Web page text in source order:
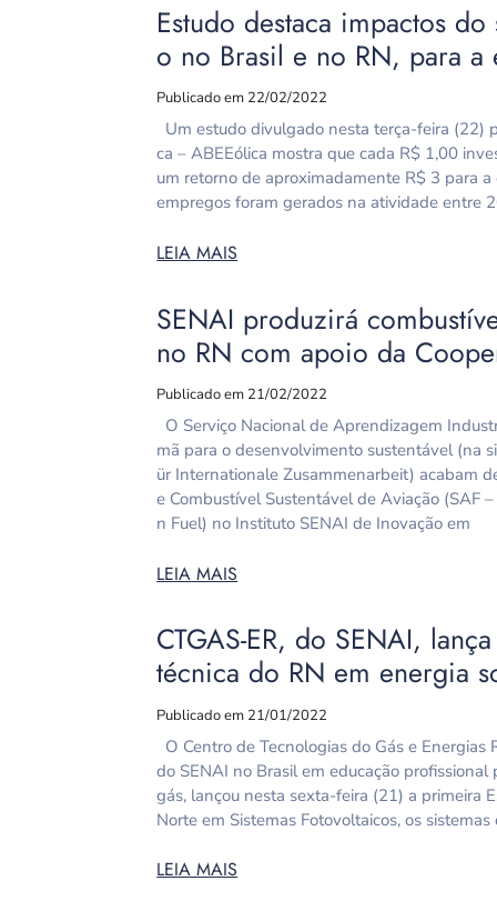
Estudo destaca impactos
o no Brasil e no RN, para a
Publicado em 22/02/2022
Um estudo divulgado nesta terça-feira (22)
ca – ABEEólica mostra que cada R$ 1,00
um retorno de aproximadamente R$ 3 para
empregos foram gerados na atividade entre
LEIA MAIS
SENAI produzirá
no RN com apoio da
Publicado em 21/02/2022
O Serviço Nacional de Aprendizagem
mã para o desenvolvimento sustentável (na
ür Internationale Zusammenarbeit) acabam
e Combustível Sustentável de Aviação (SAF
n Fuel) no Instituto SENAI de Inovação em
LEIA MAIS
CTGAS-ER, do SENAI,
técnica do RN em energia
Publicado em 21/01/2022
O Centro de Tecnologias do Gás e
do SENAI no Brasil em educação
gás, lançou nesta sexta-feira (21) a primeira
Norte em Sistemas Fotovoltaicos, os
LEIA MAIS